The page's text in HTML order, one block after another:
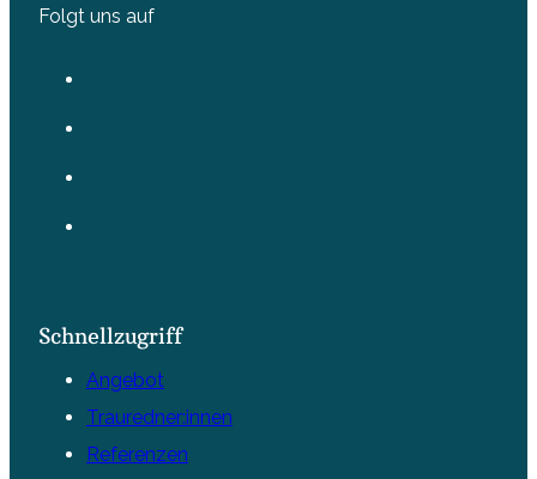
Folgt uns auf
Schnellzugriff
Angebot
Trauredner:innen
Referenzen